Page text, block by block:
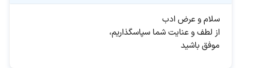
سلام و عرض ادب
از لطف و عنایت شما سپاسگذاریم،
موفق باشید